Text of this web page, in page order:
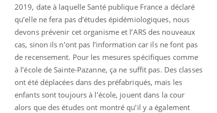
2019, date à laquelle Santé publique France a déclaré
qu’elle ne fera pas d’études épidémiologiques, nous
devons prévenir cet organisme et l’ARS des nouveaux
cas, sinon ils n’ont pas l’information car ils ne font pas
de recensement. Pour les mesures spécifiques comme
à l’école de Sainte-Pazanne, ça ne suffit pas. Des classes
ont été déplacées dans des préfabriqués, mais les
enfants sont toujours à l’école, jouent dans la cour
alors que des études ont montré qu’il y a également